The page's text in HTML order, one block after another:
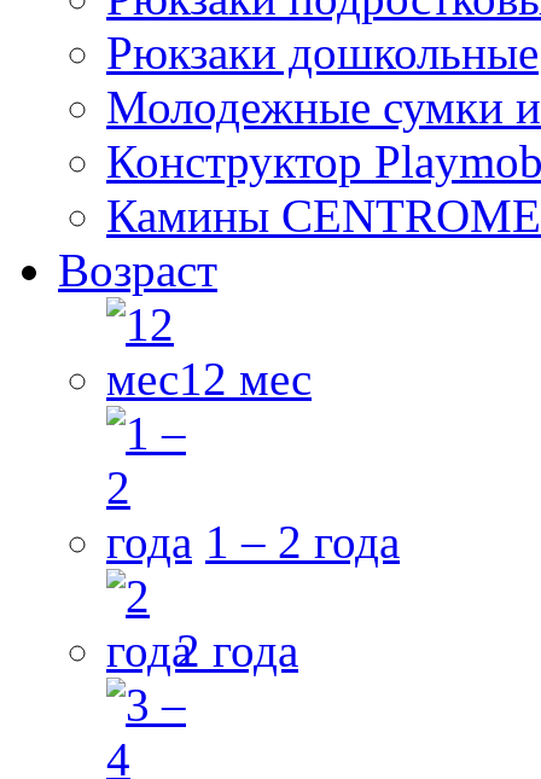
Рюкзаки дошкольные
Молодежные сумки
Конструктор
Камины
Возраст
12 мес
1 – 2 года
2 года